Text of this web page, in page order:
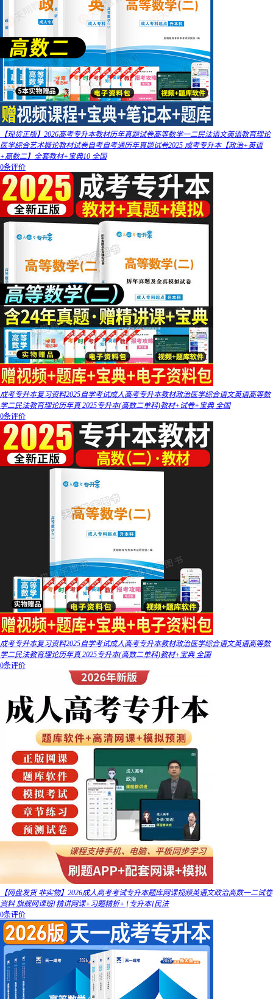
【现货正版】2026高考专升本教材历年真题试卷高等数学一二民法语文英语教育理论
医学综合艺术概论教材试卷自考自考通历年真题试卷2025 成考专升本【政治+英语
+高数二】全套教材+宝典10 全国
0条评价
成考专升本复习资料2025自学考试成人高考专升本教材政治医学综合语文英语高等数
学二民法教育理论历年真 2025专升本(高数二单科)教材+试卷+宝典 全国
0条评价
成考专升本复习资料2025自学考试成人高考专升本教材政治医学综合语文英语高等数
学二民法教育理论历年真 2025专升本(高数二单科)教材+宝典 全国
0条评价
【网盘发货 非实物】2026成人高考考试专升本题库网课视频英语文政治高数一二试卷
资料 旗舰网课班[精讲网课+习题精析+ [专升本]民法
0条评价